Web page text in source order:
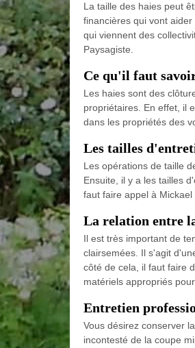
La taille des haies peut
financières qui vont
qui viennent des
Paysagiste.
Ce qu'il faut
Les haies sont des
propriétaires. En effet, il
dans les propriétés des
Les tailles
Les opérations de taille
Ensuite, il y a les tailles
faut faire appel à
La relation entre
Il est très important de
clairsemées. Il s'agit
côté de cela, il faut faire
matériels appropriés pour
Entretien
Vous désirez conserver
incontesté de la coupe